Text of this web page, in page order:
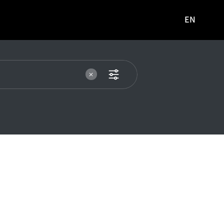
사이트로
EN